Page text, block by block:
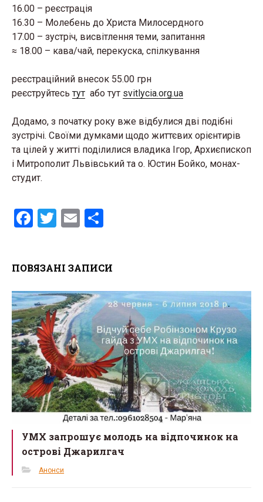
16.00 – реєстрація
16.30 – Молебень до Христа Милосердного
17.00 – зустріч, висвітлення теми, запитання
≈ 18.00 – кава/чай, перекуска, спілкування
реєстраційний внесок 55.00 грн
реєструйтесь тут або тут svitlycia.org.ua
Додамо, з початку року вже відбулися дві подібні
зустрічі. Своїми думками щодо життєвих орієнтирів
та цілей у житті поділилися владика Ігор, Архиєпископ
і Митрополит Львівський та о. Юстин Бойко, монах-
студит.
F
b
o
o
k
T
er
E
e
ПОВЯЗАНІ ЗАПИСИ
УМХ запрошує молодь на відпочинок на
острові Джарилгач
Анонси